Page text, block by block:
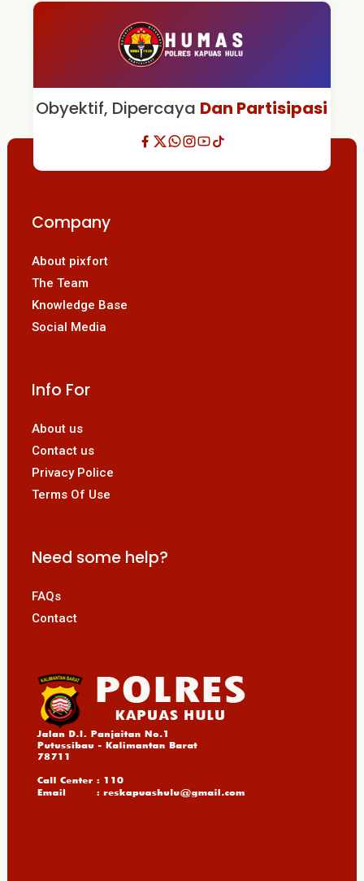
Obyektif, Dipercaya Dan Partisipasi
Company
About pixfort
The Team
Knowledge Base
Social Media
Info For
About us
Contact us
Privacy Police
Terms Of Use
Need some help?
FAQs
Contact